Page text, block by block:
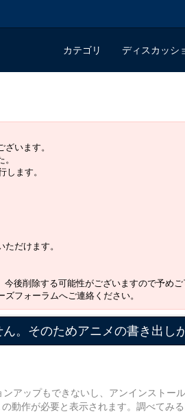
カテゴリ ディスカッシ
います。
します。
だけます。
後削除する可能性がございますので予めご
フォーラムへご連絡ください。
。そのためアニメの書き出し
アップもできないし、アンインストール
動作が必要と表示されます。調べてみ